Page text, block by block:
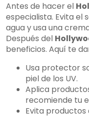
Antes de hacer el
especialista. Evita el
agua y usa una
Después del
beneficios. Aquí te
Usa protector
piel de los UV.
Aplica
recomiende tu
Evita